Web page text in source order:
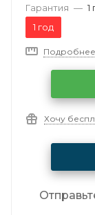
Гарантия — 1
1 год
Хочу